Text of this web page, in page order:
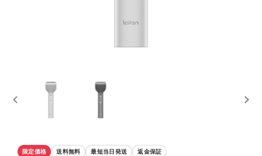
限定価格 送料無料 最短当日発送 返金保証